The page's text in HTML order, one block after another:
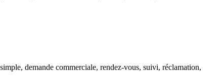
demande commerciale, rendez-vous, suivi, réclamation,